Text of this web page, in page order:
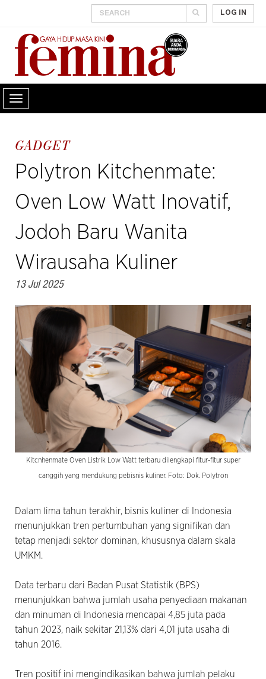
LOG IN
GADGET
Polytron Kitchenmate:
Oven Low Watt Inovatif,
Jodoh Baru Wanita
Wirausaha Kuliner
13 Jul 2025
Kitcnhenmate Oven Listrik Low Watt terbaru dilengkapi fitur-fitur super
canggih yang mendukung pebisnis kuliner. Foto: Dok. Polytron
Dalam lima tahun terakhir, bisnis kuliner di Indonesia
menunjukkan tren pertumbuhan yang signifikan dan
tetap menjadi sektor dominan, khususnya dalam skala
UMKM.
Data terbaru dari Badan Pusat Statistik (BPS)
menunjukkan bahwa jumlah usaha penyediaan makanan
dan minuman di Indonesia mencapai 4,85 juta pada
tahun 2023, naik sekitar 21,13% dari 4,01 juta usaha di
tahun 2016.
Tren positif ini mengindikasikan bahwa jumlah pelaku